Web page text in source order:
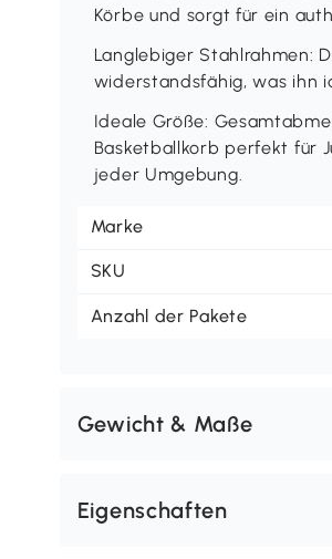
Körbe und sorgt für ein
Langlebiger Stahlrahmen:
widerstandsfähig, was ihn
Ideale Größe:
Basketballkorb perfekt für
jeder Umgebung.
Marke
SKU
Anzahl der Pakete
Gewicht & Maße
Eigenschaften